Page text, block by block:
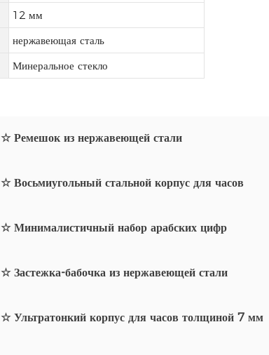
12 мм
нержавеющая сталь
Минеральное стекло
☆ Ремешок из нержавеющей стали
☆ Восьмиугольный стальной корпус для часов
☆ Минималистичный набор арабских цифр
☆ Застежка-бабочка из нержавеющей стали
☆ Ультратонкий корпус для часов толщиной 7 мм